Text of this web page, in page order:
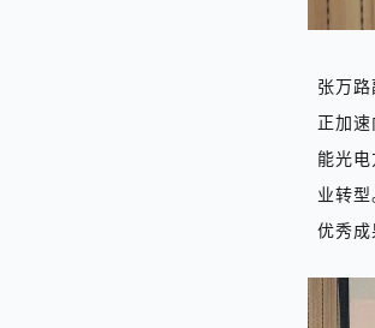
张万
正加
能光
业转
优秀成